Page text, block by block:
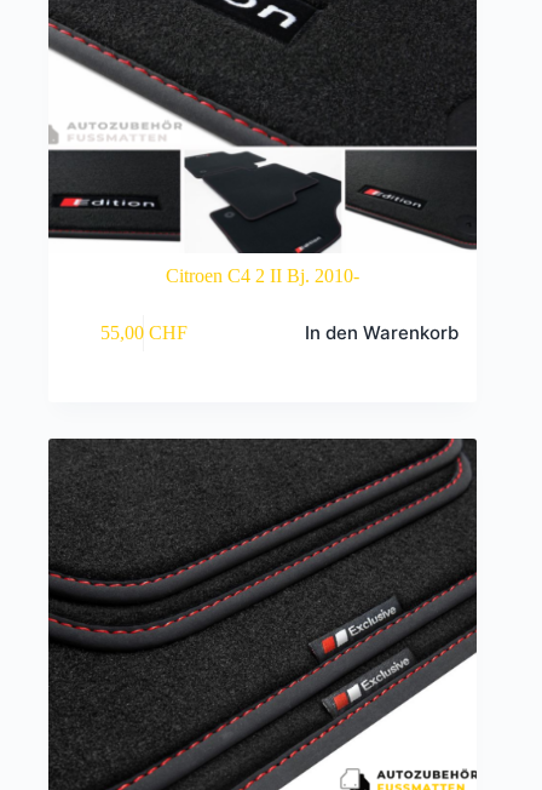
Citroen C4 2 II Bj. 2010-
55,00 CHF In den Warenkorb